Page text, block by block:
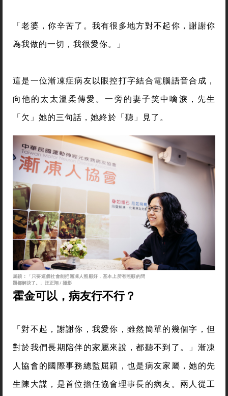
「老婆，你辛苦了。我有很多地方對不起你，謝謝你
為我做的一切，我很愛你。」
這是一位漸凍症病友以眼控打字結合電腦語音合成，
向他的太太溫柔傳愛。一旁的妻子笑中噙淚，先生
「欠」她的三句話，她終於「聽」見了。
屈穎：「只要這個社會能把漸凍人照顧好，基本上所有照顧的問
題都解決了。」汪正翔 / 攝影
霍金可以，病友行不行？
「對不起，謝謝你，我愛你，雖然簡單的幾個字，但
對於我們長期陪伴的家屬來說，都聽不到了。」漸凍
人協會的國際事務總監屈穎，也是病友家屬，她的先
生陳大謀，是首位擔任協會理事長的病友。兩人從工